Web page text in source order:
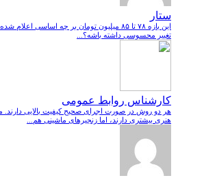
ستار
این بازه ۷۸ تا ۸۵ میلیون تومان بر چه اساسی
تغییر محسوسی داشته باشه؟...
کارشناس روابط عمومی
هر دو روش در صورت اجرای صحیح کیفیت بالایی
هنری بیشتری دارند، اما زنجیرهای ماشینی هم...